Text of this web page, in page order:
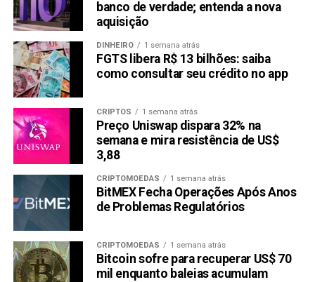
sério, o ALGT é amelhor criptomoeda para comprar
agora.
O Desempenho Estelar da Pré-venda do ALGT Atrai
Investidores com Promessas de Ganhos Expressivos
O ALGT está causando impacto com seu impressionante
desempenho de pré-venda, prometendo aos investidores
iniciais um lucro substancial de 275% até o final da pré-
venda pública. Já, os investidores viram um ganho de
100% enquanto a Algotech se prepara para suas etapas
finais. O apelo da plataforma continua a crescer, em parte
graças a um desconto de 25% nos preços atuais,
avaliando os tokens em um tentador US$ 0,08. Este
desconto gerou um aumento significativo de interesse
dos adotantes tardios, levando a um aumento perceptível
à medida que novos compradores correm para o ALGT.
banco de verdade; entenda a nova
aquisição
DINHEIRO 1 semana atrás
FGTS libera R$ 13 bilhões: saiba
como consultar seu crédito no app
CRIPTOS 1 semana atrás
Preço Uniswap dispara 32% na
semana e mira resistência de US$
3,88
CRIPTOMOEDAS 1 semana atrás
BitMEX Fecha Operações Após Anos
de Problemas Regulatórios
CRIPTOMOEDAS 1 semana atrás
Bitcoin sofre para recuperar US$ 70
mil enquanto baleias acumulam